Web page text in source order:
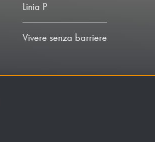
Linia P
Vivere senza barriere